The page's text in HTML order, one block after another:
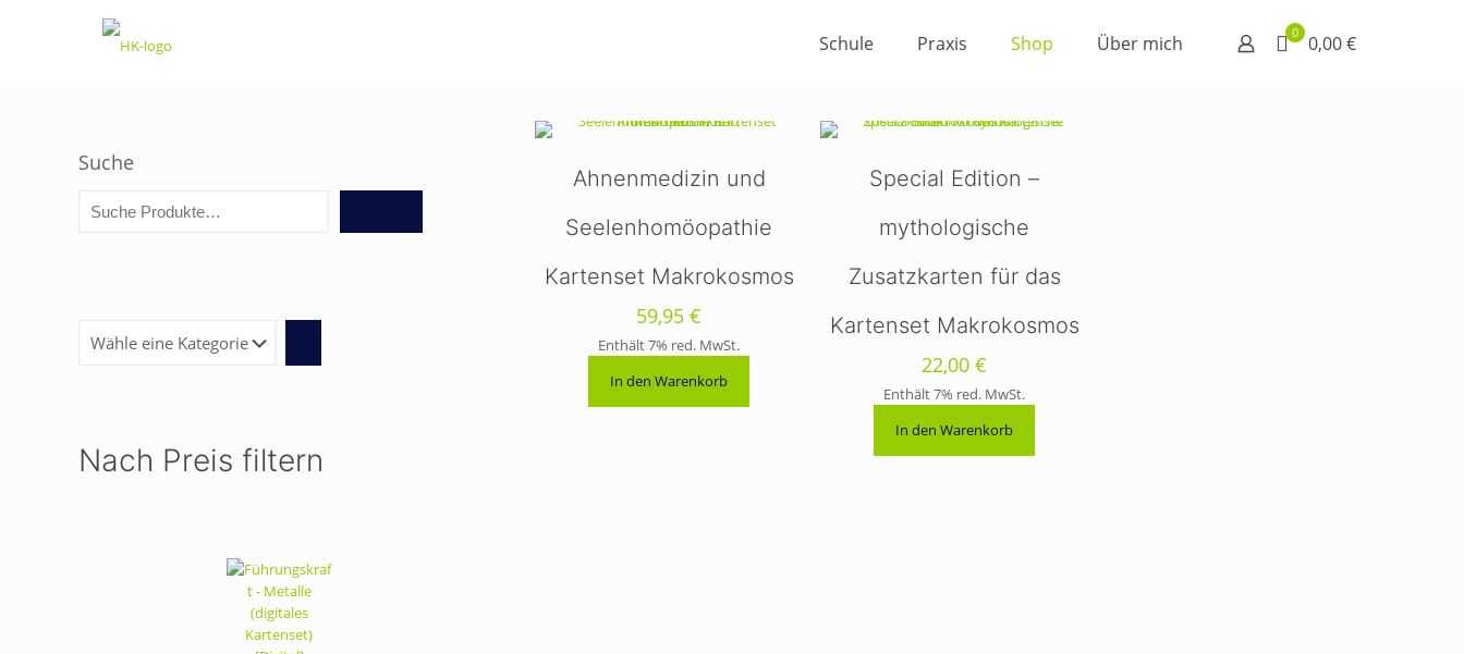
Schule Praxis Shop Über mich 0 0,00 €
Ahnenmedizin und
Seelenhomöopathie
Kartenset Makrokosmos
59,95€
Enthält 7% red. MwSt.
In den Warenkorb
Special Edition –
mythologische
Zusatzkarten für das
Kartenset Makrokosmos
22,00€
Enthält 7% red. MwSt.
In den Warenkorb
Suche
Wähle
eine
Nach Preis filtern